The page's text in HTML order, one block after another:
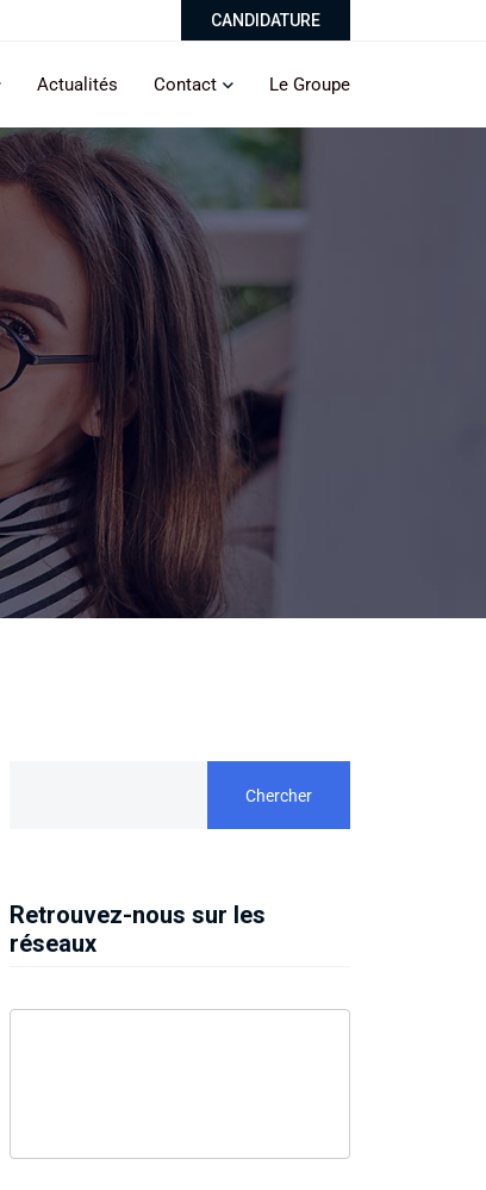
CANDIDATURE
Actualités Contact Le Groupe
Chercher
Retrouvez-nous sur les
réseaux